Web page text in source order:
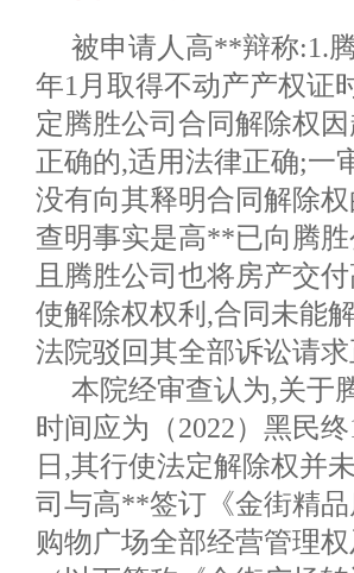
被申请人高**辩称:1.
年1月取得不动产产权证
定腾胜公司合同解除权
正确的,适用法律正确;一
没有向其释明合同解除
查明事实是高**已向腾
且腾胜公司也将房产交
使解除权权利,合同未能
法院驳回其全部诉讼请求
本院经审查认为,关于
时间应为（2022）黑民
日,其行使法定解除权并
司与高**签订《金街精
购物广场全部经营管理